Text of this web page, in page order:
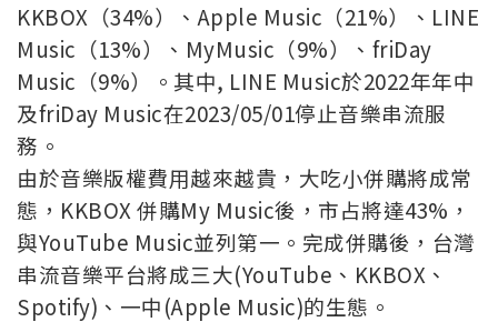
KKBOX（34%）、Apple Music（21%）、LINE
Music（13%）、MyMusic（9%）、friDay
Music（9%）。其中, LINE Music於2022年年中
及friDay Music在2023/05/01停止音樂串流服
務。
由於音樂版權費用越來越貴，大吃小併購將成常
態，KKBOX 併購My Music後，市占將達43%，
與YouTube Music並列第一。完成併購後，台灣
串流音樂平台將成三大(YouTube、KKBOX、
Spotify)、一中(Apple Music)的生態。